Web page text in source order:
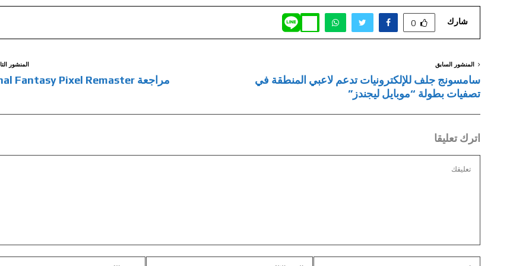
شارك 0
المنشور السابق
سامسونج جلف للإلكترونيات تدعم لاعبي المنطقة في
تصفيات بطولة “موبايل ليجندز”
المنشور
مراجعة Final Fantasy Pixel Remaster
اترك تعليقا